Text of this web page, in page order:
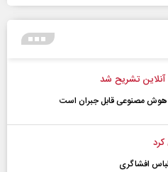
تشریح شد
هوش مصنوعی قابل جبران است
لباس افشاگری